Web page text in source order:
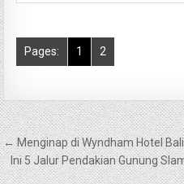
Pages: 1 2
Navigasi
pos
← Menginap di Wyndham Hotel
Ini 5 Jalur Pendakian Gunung